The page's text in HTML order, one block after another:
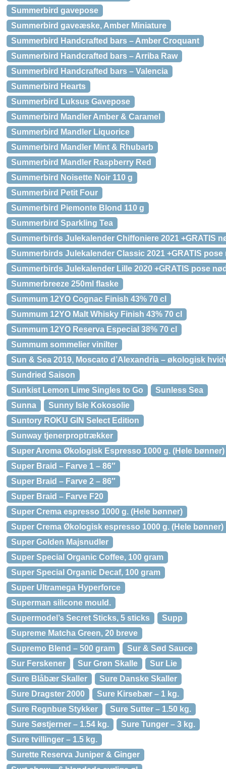
Summerbird gavepose
Summerbird gaveæske, Amber Miniature
Summerbird Handcrafted bars – Amber Croquant
Summerbird Handcrafted bars – Arriba Raw
Summerbird Handcrafted bars – Valencia
Summerbird Hearts
Summerbird Luksus Gavepose
Summerbird Mandler Amber & Caramel
Summerbird Mandler Liquorice
Summerbird Mandler Mint & Rhubarb
Summerbird Mandler Raspberry Red
Summerbird Noisette Noir 110 g
Summerbird Petit Four
Summerbird Piemonte Blond 110 g
Summerbird Sparkling Tea
Summerbirds Julekalender Chiffoniere 2021 +GRATIS
Summerbirds Julekalender Classic 2021 +GRATIS
Summerbirds Julekalender Lille 2020 +GRATIS pose
Summerbreeze 250ml flaske
Summum 12YO Cognac Finish 43% 70 cl
Summum 12YO Malt Whisky Finish 43% 70 cl
Summum 12YO Reserva Especial 38% 70 cl
Summum sommelier vinilter
Sun & Sea 2019, Moscato d’Alexandria – økologisk
Sundried Saison
Sunkist Lemon Lime Singles to Go
Sunless Sea
Sunna
Sunny Isle Kokosolie
Suntory ROKU GIN Select Edition
Sunway tjenerproptrækker
Super Aroma Økologisk Espresso 1000 g. (Hele bønner)
Super Braid – Farve 1 – 86″
Super Braid – Farve 2 – 86″
Super Braid – Farve F20
Super Crema espresso 1000 g. (Hele bønner)
Super Crema Økologisk espresso 1000 g. (Hele bønner)
Super Golden Majsnudler
Super Special Organic Coffee, 100 gram
Super Special Organic Decaf, 100 gram
Super Ultramega Hyperforce
Superman silicone mould.
Supermodel’s Secret Sticks, 5 sticks
Supp
Supreme Matcha Green, 20 breve
Supremo Blend – 500 gram
Sur & Sød Sauce
Sur Ferskener
Sur Grøn Skalle
Sur Lie
Sure Blåbær Skaller
Sure Danske Skaller
Sure Dragster 2000
Sure Kirsebær – 1 kg.
Sure Regnbue Stykker
Sure Sutter – 1.50 kg.
Sure Søstjerner – 1.54 kg.
Sure Tunger – 3 kg.
Sure tvillinger – 1.5 kg.
Surette Reserva Juniper & Ginger